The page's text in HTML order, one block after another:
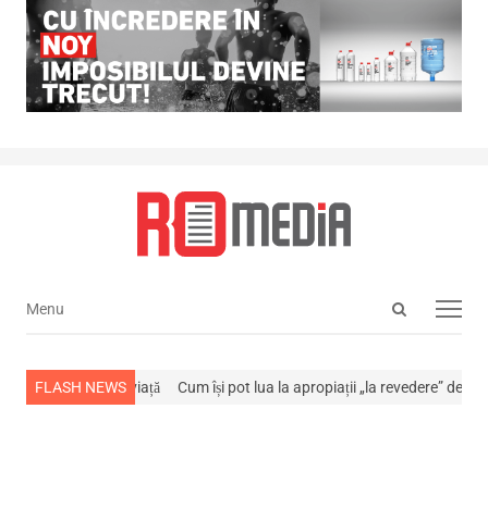
Open
Menu
Menu
FLASH NEWS
s-a stins din viață Cum își pot lua la apropiații „la revedere” de la…